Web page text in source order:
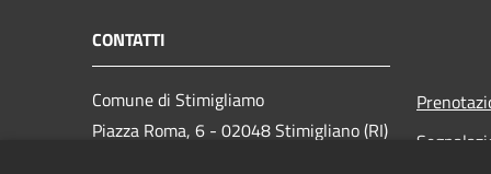
CONTATTI
Comune di Stimigliamo
Piazza Roma, 6 - 02048 Stimigliano (RI)